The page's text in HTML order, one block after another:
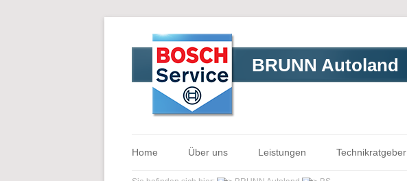
BRUNN Autoland
Home Über uns Leistungen Technikratgeber